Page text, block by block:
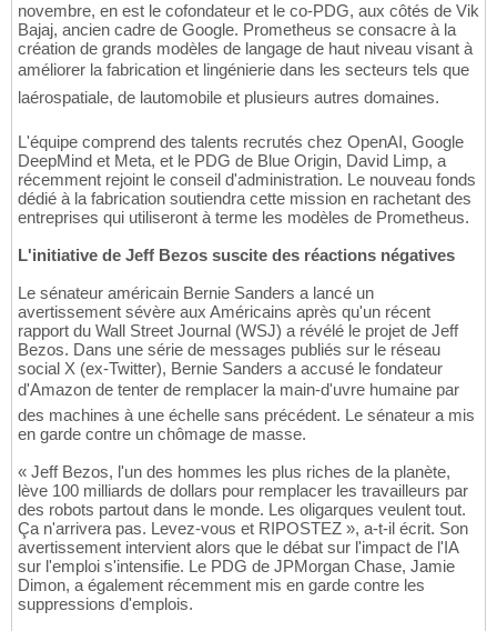
novembre, en est le cofondateur et le co-PDG, aux côtés de Vik
Bajaj, ancien cadre de Google. Prometheus se consacre à la
création de grands modèles de langage de haut niveau visant à
améliorer la fabrication et lingénierie dans les secteurs tels que
laérospatiale, de lautomobile et plusieurs autres domaines.
L'équipe comprend des talents recrutés chez OpenAI, Google
DeepMind et Meta, et le PDG de Blue Origin, David Limp, a
récemment rejoint le conseil d'administration. Le nouveau fonds
dédié à la fabrication soutiendra cette mission en rachetant des
entreprises qui utiliseront à terme les modèles de Prometheus.
L'initiative de Jeff Bezos suscite des réactions négatives
Le sénateur américain Bernie Sanders a lancé un
avertissement sévère aux Américains après qu'un récent
rapport du Wall Street Journal (WSJ) a révélé le projet de Jeff
Bezos. Dans une série de messages publiés sur le réseau
social X (ex-Twitter), Bernie Sanders a accusé le fondateur
d'Amazon de tenter de remplacer la main-d'uvre humaine par
des machines à une échelle sans précédent. Le sénateur a mis
en garde contre un chômage de masse.
« Jeff Bezos, l'un des hommes les plus riches de la planète,
lève 100 milliards de dollars pour remplacer les travailleurs par
des robots partout dans le monde. Les oligarques veulent tout.
Ça n'arrivera pas. Levez-vous et RIPOSTEZ », a-t-il écrit. Son
avertissement intervient alors que le débat sur l'impact de l'IA
sur l'emploi s'intensifie. Le PDG de JPMorgan Chase, Jamie
Dimon, a également récemment mis en garde contre les
suppressions d'emplois.